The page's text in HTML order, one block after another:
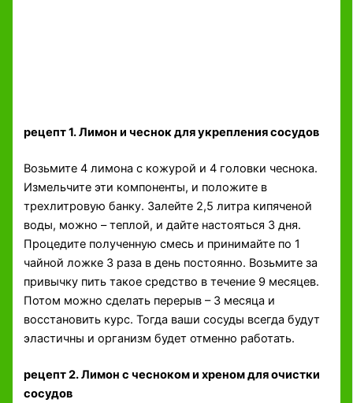
рецепт 1. Лимон и чеснок для укрепления сосудов
Возьмите 4 лимона с кожурой и 4 головки чеснока.
Измельчите эти компоненты, и положите в
трехлитровую банку. Залейте 2,5 литра кипяченой
воды, можно – теплой, и дайте настояться 3 дня.
Процедите полученную смесь и принимайте по 1
чайной ложке 3 раза в день постоянно. Возьмите за
привычку пить такое средство в течение 9 месяцев.
Потом можно сделать перерыв – 3 месяца и
восстановить курс. Тогда ваши сосуды всегда будут
эластичны и организм будет отменно работать.
рецепт 2. Лимон с чесноком и хреном для очистки
сосудов